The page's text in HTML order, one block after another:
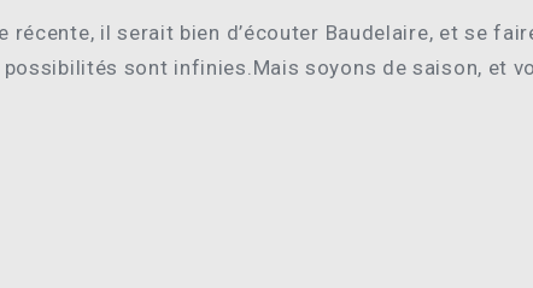
récente, il serait bien d’écouter Baudelaire, et se
sont infinies. Mais soyons de saison, et